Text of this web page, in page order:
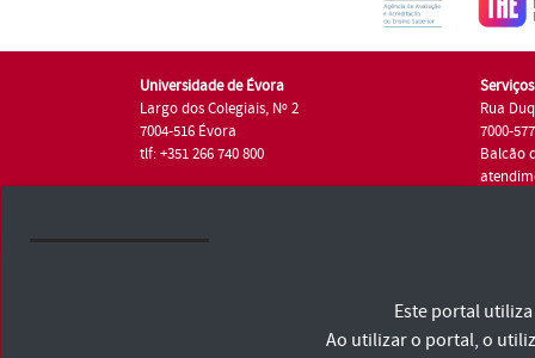
Universidade de Évora
Largo dos Colegiais, Nº 2
7004-516 Évora
tlf: +351 266 740 800
Rua
7000-
Balcão
Consulte os Termos e Condições e Política de Privacidade
Este portal
Ao utilizar o portal, o